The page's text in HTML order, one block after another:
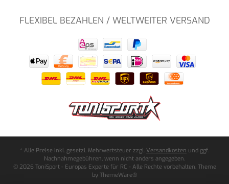
FLEXIBEL BEZAHLEN / WELTWEITER VERSAND
* Alle Preise inkl. gesetzl. Mehrwertsteuer zzgl. Versandkosten und ggf.
Nachnahmegebühren, wenn nicht anders angegeben.
© 2026 ToniSport - Europas Experte für RC - Alle Rechte vorbehalten. Theme
by ThemeWare®